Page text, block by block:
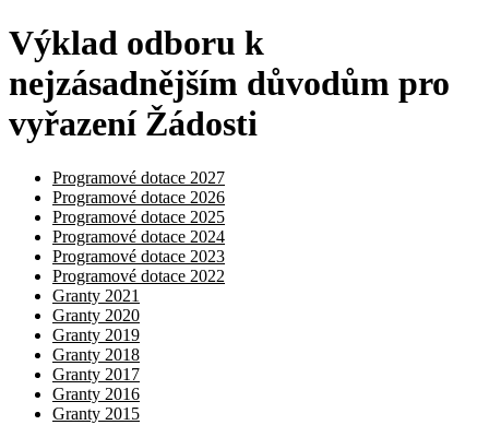
Výklad odboru k
nejzásadnějším důvodům pro
vyřazení Žádosti
Programové dotace 2027
Programové dotace 2026
Programové dotace 2025
Programové dotace 2024
Programové dotace 2023
Programové dotace 2022
Granty 2021
Granty 2020
Granty 2019
Granty 2018
Granty 2017
Granty 2016
Granty 2015